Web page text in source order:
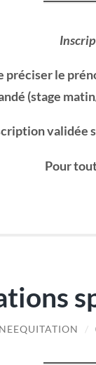
préciser le
(stage
validée
Pour
/